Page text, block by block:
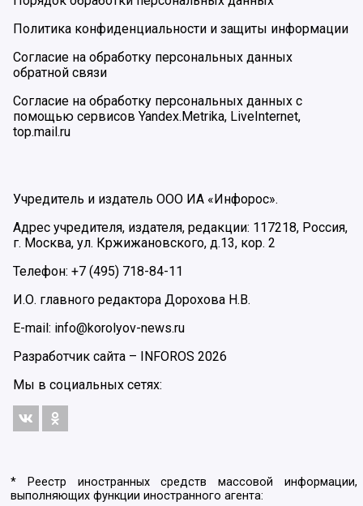
Политика конфиденциальности и защиты информации
Согласие на обработку персональных данных
обратной связи
Согласие на обработку персональных данных с
помощью сервисов Yandex.Metrika, LiveInternet,
top.mail.ru
Учредитель и издатель ООО ИА «Инфорос».
Адрес учредителя, издателя, редакции: 117218, Россия,
г. Москва, ул. Кржижановского, д.13, кор. 2
Телефон: +7 (495) 718-84-11
И.О. главного редактора Дорохова Н.В.
E-mail: info@korolyov-news.ru
Разработчик сайта – INFOROS 2026
Мы в социальных сетях:
* Реестр иностранных средств массовой информации,
выполняющих функции иностранного агента: